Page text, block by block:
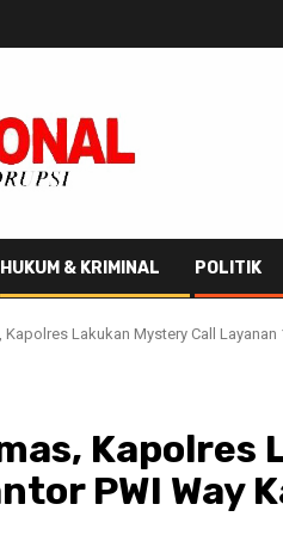
HUKUM & KRIMINAL POLITIK
Lakukan Mystery Call Layanan
Kapolres
PWI Way